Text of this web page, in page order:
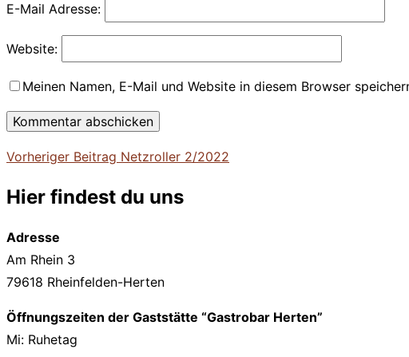
E-Mail Adresse:
Website:
Meinen Namen, E-Mail und Website in diesem Browser
Beitragsnavigation
Vorheriger
Vorheriger Beitrag Netzroller 2/2022
Hier findest du uns
Adresse
Am Rhein 3
79618 Rheinfelden-Herten
Öffnungszeiten der Gaststätte “Gastrobar Herten”
Mi: Ruhetag